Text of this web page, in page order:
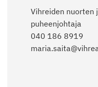
Vihreiden nuorten
puheenjohtaja
040 186 8919